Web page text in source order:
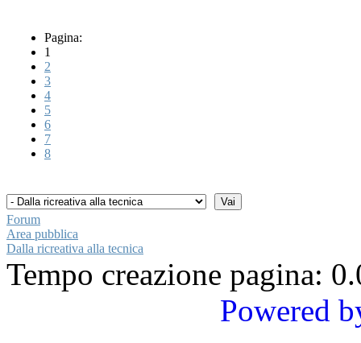
Pagina:
1
2
3
4
5
6
7
8
Forum
Area pubblica
Dalla ricreativa alla tecnica
Tempo creazione pagina:
Powered